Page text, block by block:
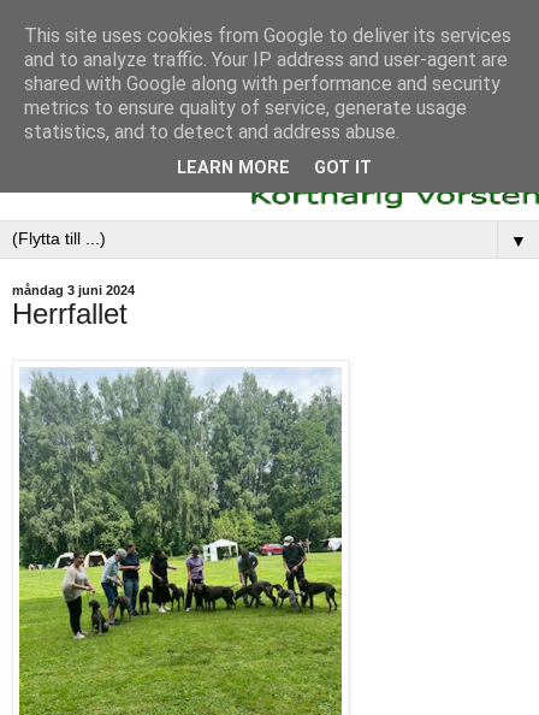
▼
måndag 3 juni 2024
Herrfallet
This site uses cookies from Google to deliver its services
and to analyze traffic. Your IP address and user-agent are
shared with Google along with performance and security
metrics to ensure quality of service, generate usage
statistics, and to detect and address abuse.
LEARN MORE GOT IT